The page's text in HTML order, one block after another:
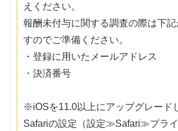
えください。
報酬未付与に関する調査の際は下記
すのでご準備ください。
・登録に用いたメールアドレス
・決済番号
※iOSを11.0以上にアップグレード
Safariの設定（設定≫Safari≫プラ